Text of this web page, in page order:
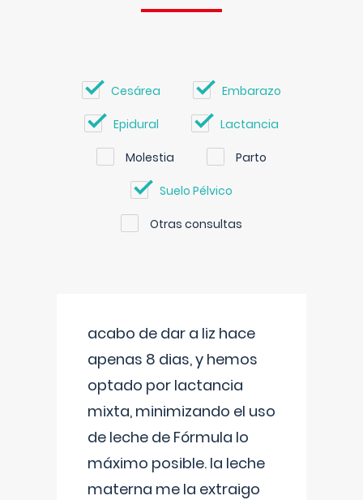
Cesárea Embarazo
Epidural Lactancia
Molestia Parto
Suelo Pélvico
Otras consultas
acabo de dar a liz hace
apenas 8 dias, y hemos
optado por lactancia
mixta, minimizando el uso
de leche de Fórmula lo
máximo posible. la leche
materna me la extraigo